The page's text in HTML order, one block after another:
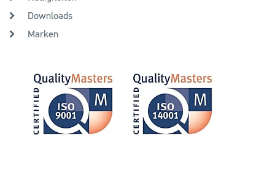
Downloads
Marken